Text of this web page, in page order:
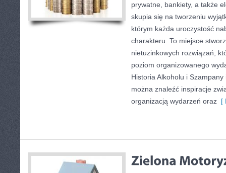
prywatne, bankiety, a także
skupia się na tworzeniu
którym każda uroczystość
charakteru. To miejsce
nietuzinkowych rozwiązań,
poziom organizowanego
Historia Alkoholu i
można znaleźć inspiracje
organizacją wydarzeń oraz [